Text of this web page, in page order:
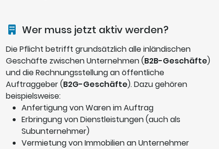
Wer muss jetzt aktiv werden?
Die Pflicht betrifft grundsätzlich alle inländischen
Geschäfte zwischen Unternehmen (B2B-Geschäfte)
und die Rechnungsstellung an öffentliche
Auftraggeber (B2G-Geschäfte). Dazu gehören
beispielsweise:
Anfertigung von Waren im Auftrag
Erbringung von Dienstleistungen (auch als
Subunternehmer)
Vermietung von Immobilien an Unternehmer